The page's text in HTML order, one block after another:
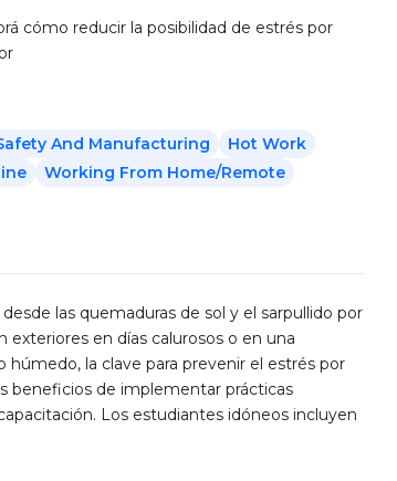
cómo reducir la posibilidad de estrés por
And Manufacturing
Hot Work
Working From Home/Remote
las quemaduras de sol y el sarpullido por
exteriores en días calurosos o en una
la clave para prevenir el estrés por
beneficios de implementar prácticas
Los estudiantes idóneos incluyen